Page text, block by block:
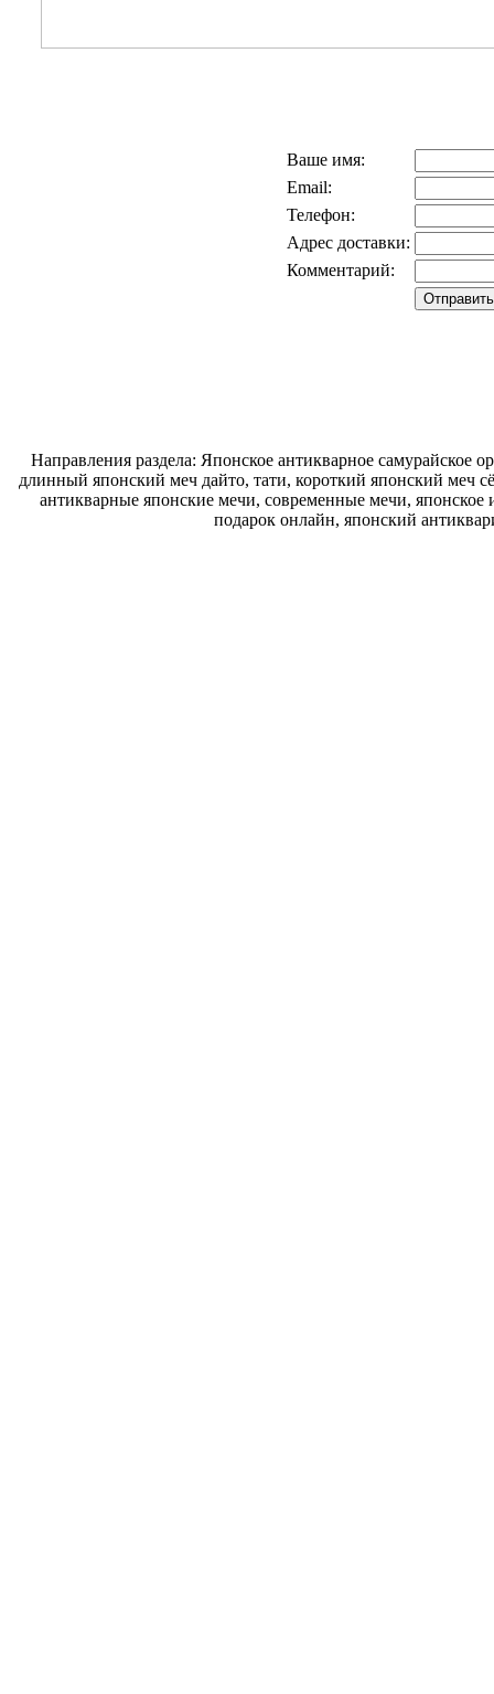
Ваше имя:
Email:
Телефон:
Адрес доставки:
Комментарий:
Направления раздела: Японское антикварное самурайское
длинный японский меч дайто, тати, короткий японский меч
антикварные японские мечи, современные мечи, японское
подарок онлайн, японский